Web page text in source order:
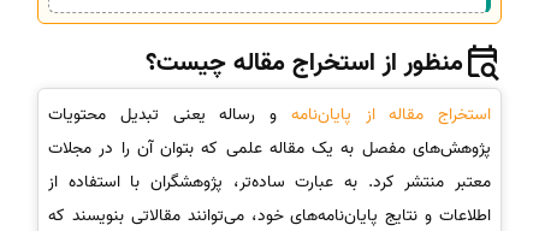
منظور از استخراج مقاله چیست؟
استخراج مقاله از پایان‌نامه و رساله یعنی تبدیل محتویات
پژوهش‌های مفصل به یک مقاله علمی که بتوان آن را در مجلات
معتبر منتشر کرد. به عبارت ساده‌تر، پژوهشگران با استفاده از
اطلاعات و نتایج پایان‌نامه‌های خود، می‌توانند مقالاتی بنویسند که